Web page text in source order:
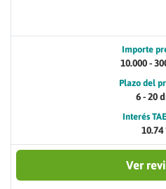
Importe
10.000 -
Plazo del
6 - 20
Interés
10.74
Ver